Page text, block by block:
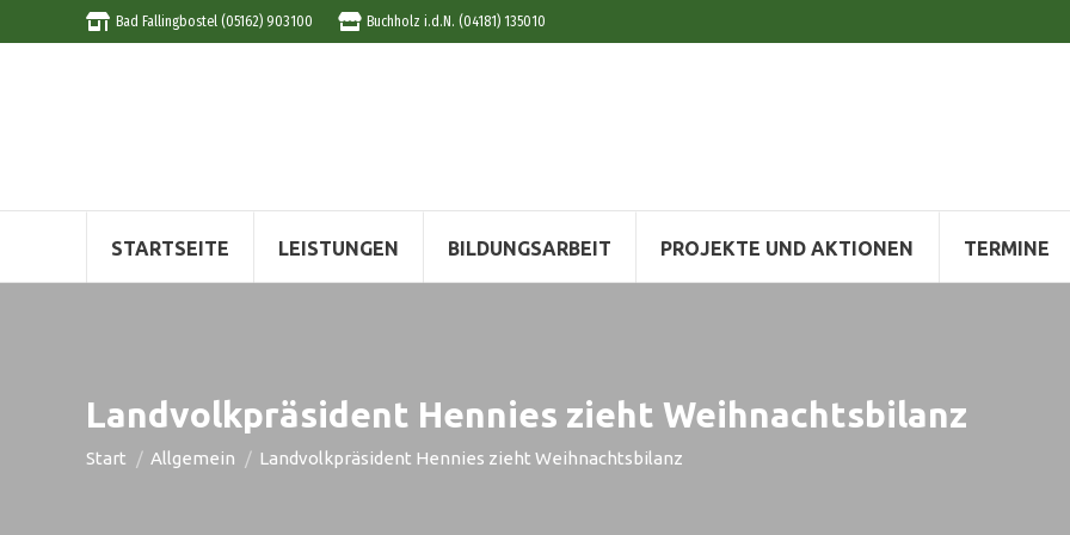
Bad Fallingbostel (05162) 903100 Buchholz i.d.N. (04181) 135010
STARTSEITE LEISTUNGEN BILDUNGSARBEIT PROJEKTE UND AKTIONEN TERMINE
Landvolkpräsident Hennies zieht Weihnachtsbilanz
Sie befinden sich hier:
Start Allgemein Landvolkpräsident Hennies zieht Weihnachtsbilanz